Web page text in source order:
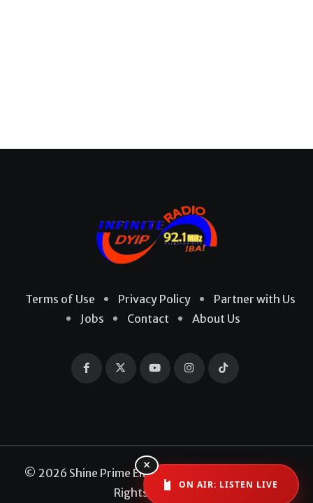
Terms of Use Privacy Policy
Partner with Us
Jobs
Contact About Us
© 2026 Shine Prime Entertainment Production. All
Rights Reserved
×
ON AIR: LISTEN LIVE